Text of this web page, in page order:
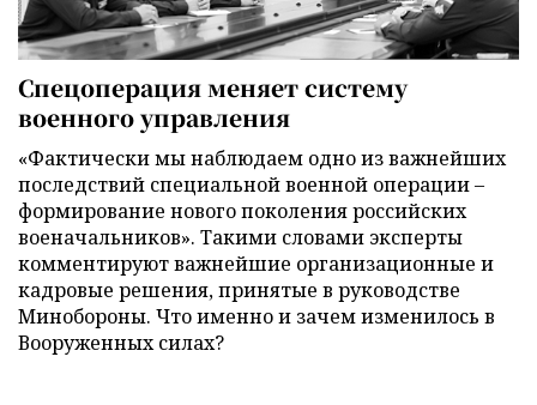
Спецоперация меняет систему
военного управления
«Фактически мы наблюдаем одно из важнейших
последствий специальной военной операции –
формирование нового поколения российских
военачальников». Такими словами эксперты
комментируют важнейшие организационные и
кадровые решения, принятые в руководстве
Минобороны. Что именно и зачем изменилось в
Вооруженных силах?